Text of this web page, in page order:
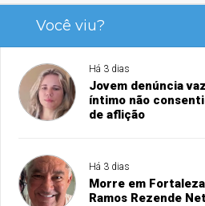
Você viu?
Há 3 dias
Jovem denúncia
íntimo não
de aflição
Há 3 dias
Morre em
Ramos Rezende